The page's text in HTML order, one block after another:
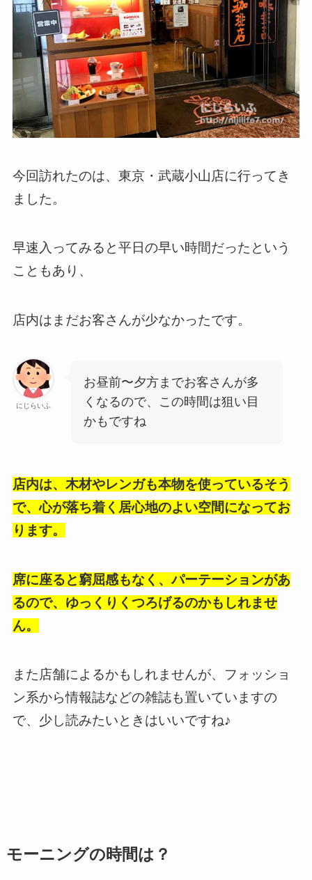
今回訪れたのは、東京・武蔵小山店に行ってき
ました。
早速入ってみると平日の早い時間だったという
こともあり、
店内はまだお客さんが少なかったです。
にじらいふ
お昼前〜夕方までお客さんが多
くなるので、この時間は狙い目
かもですね
店内は、木材やレンガも本物を使っているそう
で、心が落ち着く居心地のよい空間になってお
ります。
席に座ると窮屈感もなく、パーテーションがあ
るので、ゆっくりくつろげるのかもしれませ
ん。
また店舗によるかもしれませんが、フォッショ
ン系から情報誌などの雑誌も置いていますの
で、少し読みたいときはいいですね♪
モーニングの時間は？